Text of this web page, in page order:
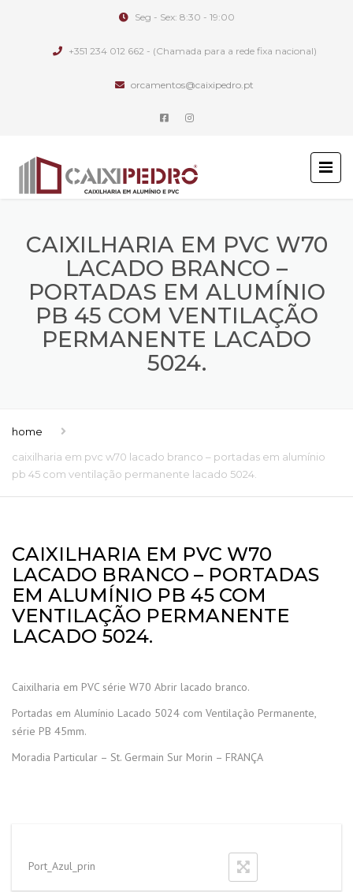
Seg - Sex: 8:30 - 19:00
+351 234 012 662 - (Chamada para a rede fixa nacional)
orcamentos@caixipedro.pt
CAIXILHARIA EM PVC W70
LACADO BRANCO –
PORTADAS EM ALUMÍNIO
PB 45 COM VENTILAÇÃO
PERMANENTE LACADO
5024.
home
caixilharia em pvc w70 lacado branco – portadas em alumínio
pb 45 com ventilação permanente lacado 5024.
CAIXILHARIA EM PVC W70
LACADO BRANCO – PORTADAS
EM ALUMÍNIO PB 45 COM
VENTILAÇÃO PERMANENTE
LACADO 5024.
Caixilharia em PVC série W70 Abrir lacado branco.
Portadas em Alumínio Lacado 5024 com Ventilação Permanente,
série PB 45mm.
Moradia Particular – St. Germain Sur Morin – FRANÇA
Port_Azul_prin